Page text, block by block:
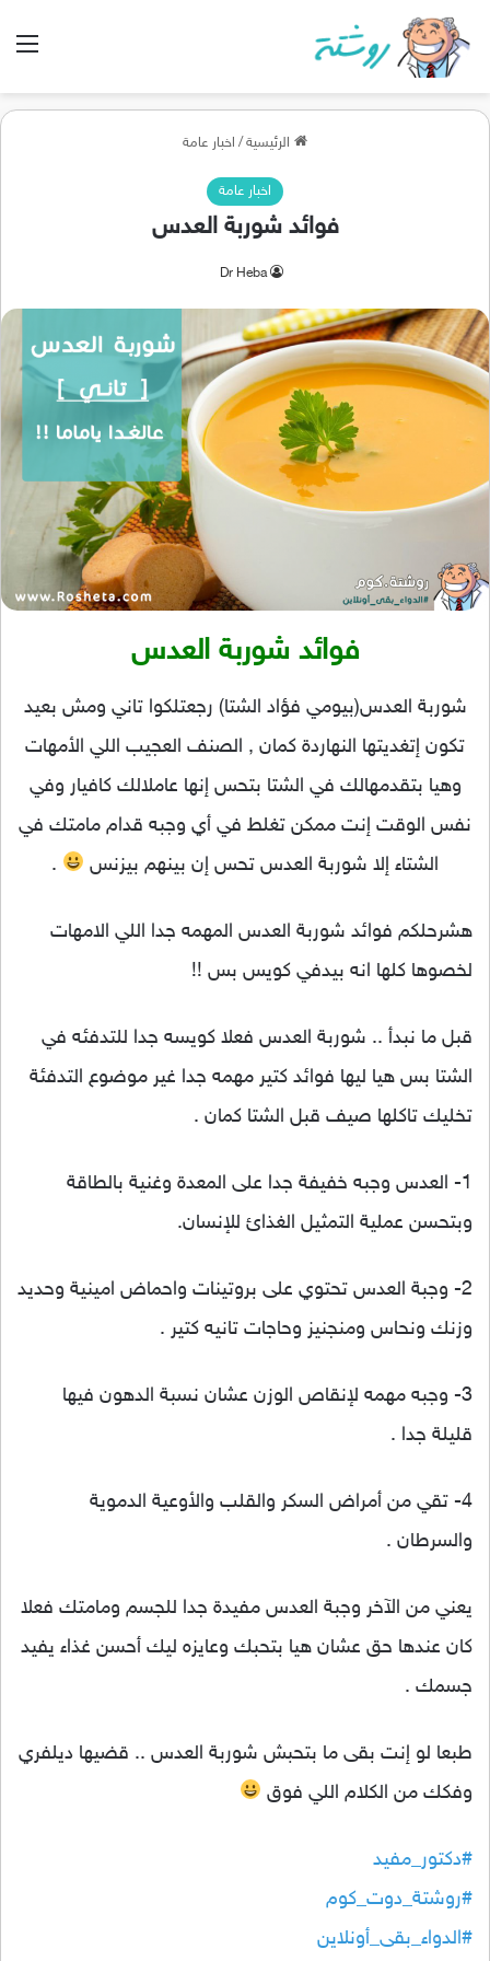
الرئيسية/ اخبار عامة
اخبار عامة
فوائد شوربة العدس
Dr Heba
فوائد شوربة العدس
شوربة العدس(بيومي فؤاد الشتا) رجعتلكوا تاني ومش بعيد
تكون إتغديتها النهاردة كمان , الصنف العجيب اللي الأمهات
وهيا بتقدمهالك في الشتا بتحس إنها عاملالك كافيار وفي
نفس الوقت إنت ممكن تغلط في أي وجبه قدام مامتك في
الشتاء إلا شوربة العدس تحس إن بينهم بيزنس
.
هشرحلكم فوائد شوربة العدس المهمه جدا اللي الامهات
لخصوها كلها انه بيدفي كويس بس !!
قبل ما نبدأ .. شوربة العدس فعلا كويسه جدا للتدفئه في
الشتا بس هيا ليها فوائد كتير مهمه جدا غير موضوع التدفئة
تخليك تاكلها صيف قبل الشتا كمان .
1- العدس وجبه خفيفة جدا على المعدة وغنية بالطاقة
وبتحسن عملية التمثيل الغذائ للإنسان.
2- وجبة العدس تحتوي على بروتينات واحماض امينية وحديد
وزنك ونحاس ومنجنيز وحاجات تانيه كتير .
3- وجبه مهمه لإنقاص الوزن عشان نسبة الدهون فيها
قليلة جدا .
4- تقي من أمراض السكر والقلب والأوعية الدموية
والسرطان .
يعني من الآخر وجبة العدس مفيدة جدا للجسم ومامتك فعلا
كان عندها حق عشان هيا بتحبك وعايزه ليك أحسن غذاء يفيد
جسمك .
طبعا لو إنت بقى ما بتحبش شوربة العدس .. قضيها ديلفري
وفكك من الكلام اللي فوق
#دكتور_مفيد
#روشتة_دوت_كوم
#الدواء_بقى_أونلاين